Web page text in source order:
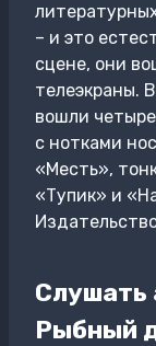
– и это
сцене, они
телеэкраны.
вошли
с нотками
«Месть»,
«Тупик» и
Слушать
Рыбный